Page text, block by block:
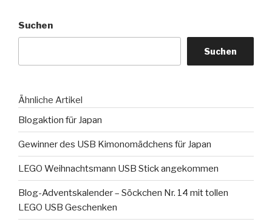
beim
iPhone?“
Suchen
Suchen
Ähnliche Artikel
Blogaktion für Japan
Gewinner des USB Kimonomädchens für Japan
LEGO Weihnachtsmann USB Stick angekommen
Blog-Adventskalender – Söckchen Nr. 14 mit tollen
LEGO USB Geschenken